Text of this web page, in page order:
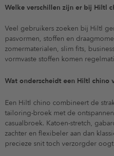
Welke verschillen zijn er bij Hiltl
Veel gebruikers zoeken bij Hiltl
pasvormen, stoffen en
zomermaterialen, slim fits,
vormvaste stoffen komen
Wat onderscheidt een Hiltl chino
Een Hiltl chino combineert de
tailoring-broek met de
casualbroek. Katoen-stretch,
zachter en flexibeler aan dan
precieze snit toch verzorgder